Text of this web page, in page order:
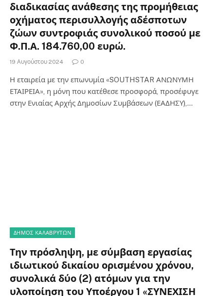
διαδικασίας ανάθεσης της προμήθειας
οχήματος περισυλλογής αδέσποτων
ζώων συντροφιάς συνολικού ποσού με
Φ.Π.Α. 184.760,00 ευρώ.
19 Αυγούστου 2024 0
Η εταιρεία με την επωνυμία «SOUTHSTAR ΑΝΩΝΥΜΗ
ΕΤΑΙΡΕΙΑ», η μόνη που κατέθεσε προσφορά, προσέφυγε
στην Ενιαίας Αρχής Δημοσίων Συμβάσεων (ΕΑΔΗΣΥ),…
ΔΗΜΟΣ ΚΑΛΑΒΡΥΤΩΝ
Την πρόσληψη, με σύμβαση εργασίας
ιδιωτικού δικαίου ορισμένου χρόνου,
συνολικά δύο (2) ατόμων για την
υλοποίηση του Υποέργου 1 «ΣΥΝΕΧΙΣΗ